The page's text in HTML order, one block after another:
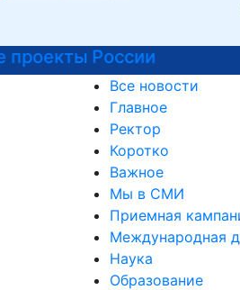
Подготовка к
Все новости
Главное
Ректор
Коротко
Важное
Мы в СМИ
Приемная
Международная
Наука
Образование